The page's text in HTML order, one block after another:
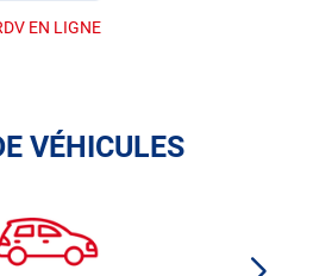
EN LIGNE
VÉHICULES